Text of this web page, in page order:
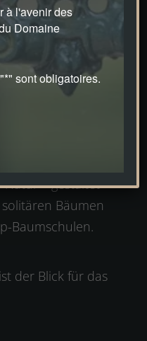
– gestaltet
solitären Bäumen
Baumschulen.
der Blick für das
à l'avenir des
Domaine
sont obligatoires.